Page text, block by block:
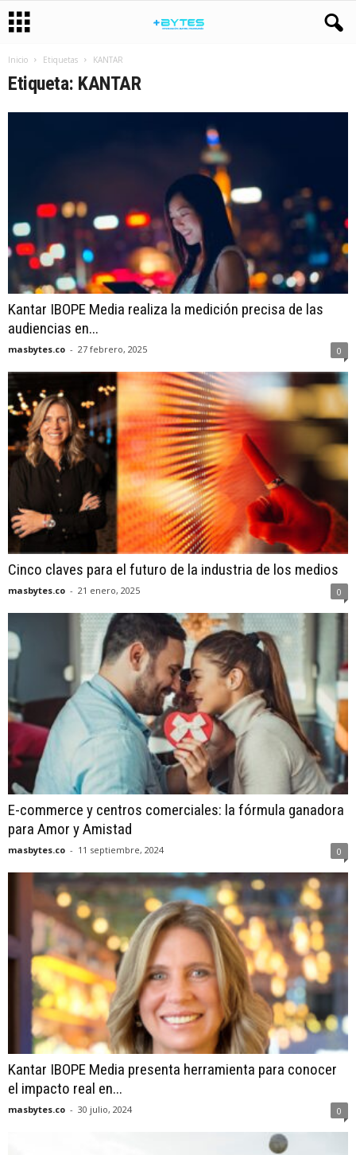
Inicio Etiquetas KANTAR
Etiqueta: KANTAR
Kantar IBOPE Media realiza la medición precisa de las
audiencias en...
masbytes.co - 27 febrero, 2025 0
Cinco claves para el futuro de la industria de los medios
masbytes.co - 21 enero, 2025 0
E-commerce y centros comerciales: la fórmula ganadora
para Amor y Amistad
masbytes.co - 11 septiembre, 2024 0
Kantar IBOPE Media presenta herramienta para conocer
el impacto real en...
masbytes.co - 30 julio, 2024 0